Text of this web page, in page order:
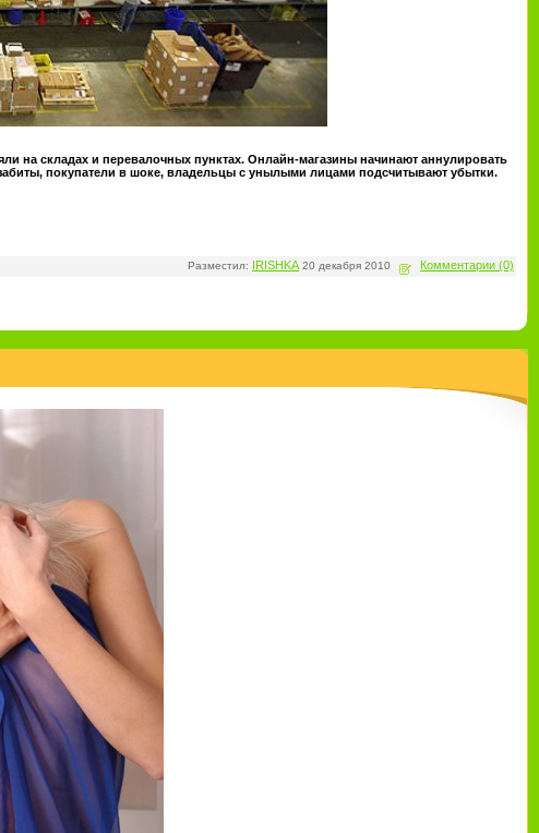
на складах и перевалочных пунктах. Онлайн-магазины начинают аннулировать
покупатели в шоке, владельцы с унылыми лицами подсчитывают убытки.
Разместил: IRISHKA 20 декабря 2010 Комментарии (0)